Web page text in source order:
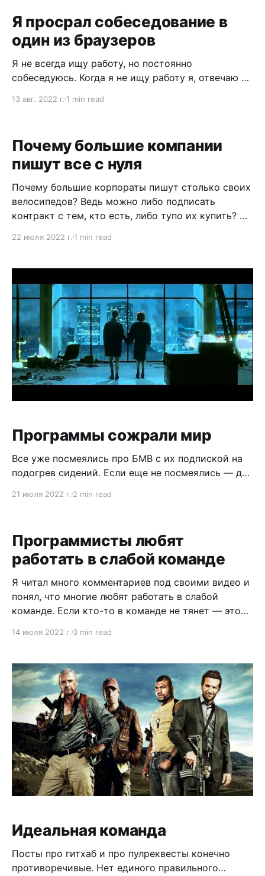
Я просрал собеседование в
один из браузеров
Я не всегда ищу работу, но постоянно
собеседуюсь. Когда я не ищу работу я, отвечаю на
Например, у рожекниги я спрашивал: могу ли
Офисе» мне до сих пор должны приз за этот
13 авг. 2022 г. 1 min read
Почему большие компании
пишут все с нуля
Почему большие корпораты пишут столько своих
велосипедов? Ведь можно либо подписать
контракт с тем, кто есть, либо тупо их купить? На
важное — обычные тулы перестают работать в
масштаб Гугла. Поэтому и вариантов нет. Только
22 июля 2022 г. 1 min read
Программы сожрали мир
Все уже посмеялись про БМВ с их подпиской на
подогрев сидений. Если еще не посмеялись — да,
тебе сидение с печкой, но заблокировать печку
владеешь айфоном, который ты купил, это уже
все привыкли. Но платить
21 июля 2022 г. 2 min read
Программисты любят
работать в слабой команде
Я читал много комментариев под своими видео и
понял, что многие любят работать в слабой
команде. Если кто-то в команде не тянет — это
него нет. Все тянут. Собеседования надо отменить
терпит убытки, то все
14 июля 2022 г. 3 min read
Идеальная команда
Посты про гитхаб и про пулреквесты конечно
противоречивые. Нет единого правильного